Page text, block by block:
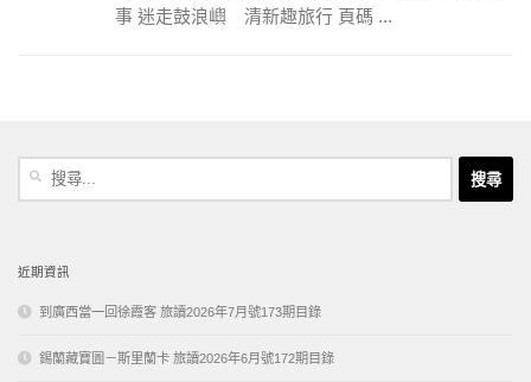
事 迷走鼓浪嶼 清新趣旅行 頁碼 ...
近期資訊
到廣西當一回徐霞客 旅讀2026年7月號173期目錄
錫蘭藏寶圖－斯里蘭卡 旅讀2026年6月號172期目錄